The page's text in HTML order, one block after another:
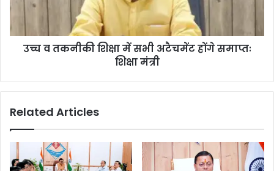
उच्च व तकनीकी शिक्षा में सभी अटैचमेंट होंगे समाप्तः
शिक्षा मंत्री
Related Articles